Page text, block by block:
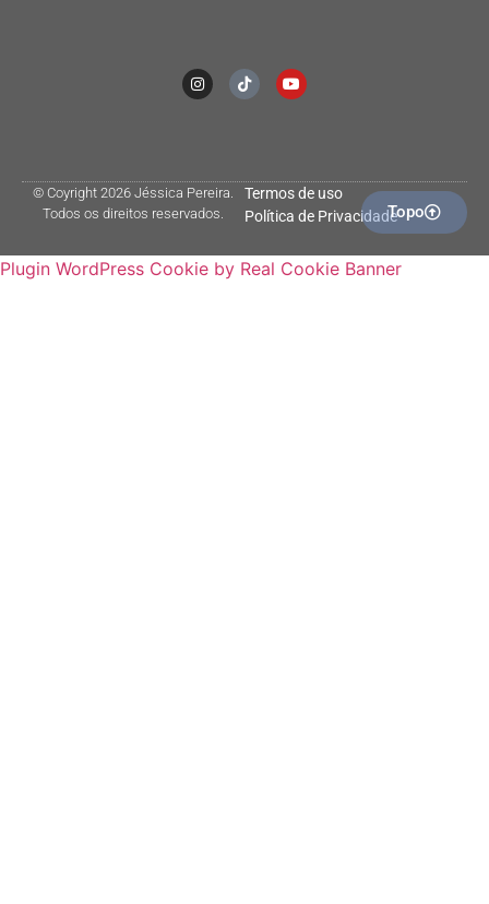
© Coyright 2026 Jéssica Pereira.
Todos os direitos reservados.
Termos de uso
Política de PrivacidadeTopo
Plugin WordPress Cookie by Real Cookie Banner